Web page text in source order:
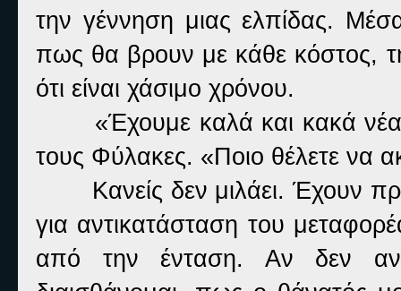
την γέννηση μιας ελπίδας.
πως θα βρουν με κάθε κόστος,
ότι είναι χάσιμο χρόνου.
«Έχουμε καλά και κακά
τους Φύλακες. «Ποιο θέλετε να
Κανείς δεν μιλάει. Έχουν
για αντικατάσταση του
από την ένταση. Αν δεν